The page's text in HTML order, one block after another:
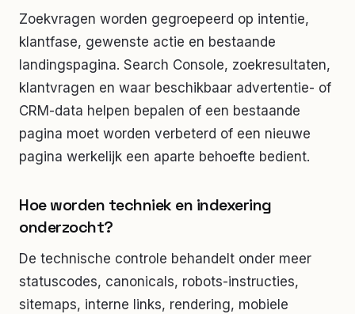
Zoekvragen worden gegroepeerd op intentie,
klantfase, gewenste actie en bestaande
landingspagina. Search Console, zoekresultaten,
klantvragen en waar beschikbaar advertentie- of
CRM-data helpen bepalen of een bestaande
pagina moet worden verbeterd of een nieuwe
pagina werkelijk een aparte behoefte bedient.
Hoe worden techniek en indexering
onderzocht?
De technische controle behandelt onder meer
statuscodes, canonicals, robots-instructies,
sitemaps, interne links, rendering, mobiele